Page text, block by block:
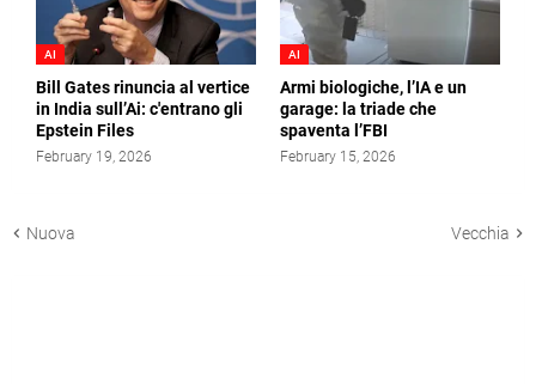
AI
Bill Gates rinuncia al vertice
in India sull’Ai: c'entrano gli
Epstein Files
February 19, 2026
AI
Armi biologiche, l’IA e un
garage: la triade che
spaventa l’FBI
February 15, 2026
Nuova Vecchia